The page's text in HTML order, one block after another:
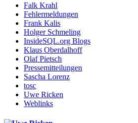
Falk Krahl
Fehlermeldungen
Frank Kalis
Holger Schmeling
InsideSQL.org Blogs
Klaus Oberdalhoff
Olaf Pietsch
Pressemitteilungen
Sascha Lorenz
tosc
Uwe Ricken
Weblinks